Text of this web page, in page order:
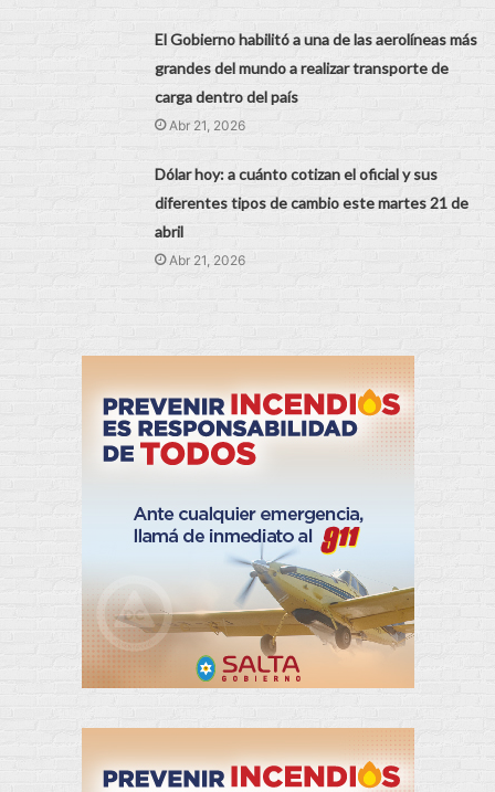
El Gobierno habilitó a una de las aerolíneas más
grandes del mundo a realizar transporte de
carga dentro del país
Abr 21, 2026
Dólar hoy: a cuánto cotizan el oficial y sus
diferentes tipos de cambio este martes 21 de
abril
Abr 21, 2026